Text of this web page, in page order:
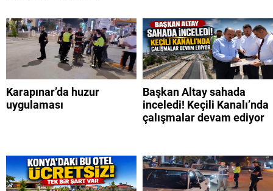
Karapınar’da huzur
uygulaması
Başkan Altay sahada
inceledi! Keçili Kanalı’nda
çalışmalar devam ediyor